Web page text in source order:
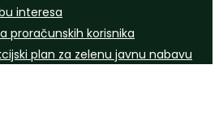
interesa
proračunskih korisnika
plan za zelenu javnu nabavu